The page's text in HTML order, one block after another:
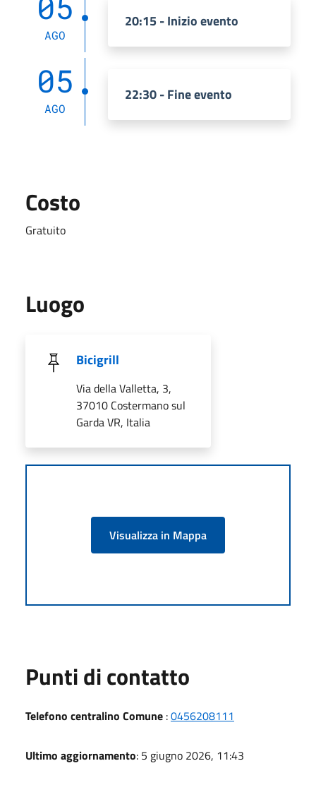
AGO
20:15 - Inizio evento
05
AGO
22:30 - Fine evento
Costo
Gratuito
Luogo
Bicigrill
Via della Valletta, 3,
37010 Costermano sul
Garda VR, Italia
Visualizza in Mappa
Punti di contatto
Telefono centralino Comune :0456208111
Ultimo aggiornamento: 5 giugno 2026, 11:43